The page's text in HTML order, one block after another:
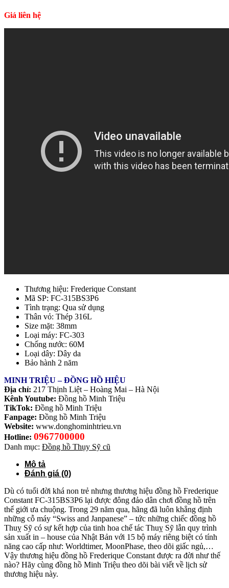
Giá liên hệ
Thương hiệu: Frederique Constant
Mã SP: FC-315BS3P6
Tình trạng: Qua sử dụng
Thân vỏ: Thép 316L
Size mặt: 38mm
Loại máy: FC-303
Chống nước: 60M
Loại dây: Dây da
Bảo hành 2 năm
MINH TRIỆU – ĐỒNG HỒ HIỆU
Địa chỉ: 217 Thịnh Liệt – Hoàng Mai – Hà Nội
Kênh Youtube: Đồng hồ Minh Triệu
TikTok: Đồng hồ Minh Triệu
Fanpage: Đồng hồ Minh Triệu
Website: www.donghominhtrieu.vn
Hotline: 0967700000
Danh mục: Đồng hồ Thụy Sỹ cũ
Mô tả
Đánh giá (0)
Dù có tuổi đời khá non trẻ nhưng thương hiệu đồng hồ Frederique
Constant FC-315BS3P6 lại được đông đảo dân chơi đồng hồ trên
thế giới ưa chuộng. Trong 29 năm qua, hãng đã luôn khẳng định
những cỗ máy “Swiss and Janpanese” – tức những chiếc đồng hồ
Thuỵ Sỹ có sự kết hợp của tinh hoa chế tác Thuỵ Sỹ lẫn quy trình
sản xuất in – house của Nhật Bản với 15 bộ máy riêng biệt có tính
năng cao cấp như: Worldtimer, MoonPhase, theo dõi giấc ngủ,…
Vậy thương hiệu đồng hồ Frederique Constant được ra đời như thế
nào? Hãy cùng đồng hồ Minh Triệu theo dõi bài viết về lịch sử
thương hiệu này.